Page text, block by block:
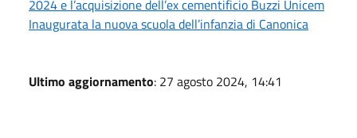
2024 e l’acquisizione dell’ex cementificio Buzzi Unicem
Inaugurata la nuova scuola dell’infanzia di Canonica
Ultimo aggiornamento: 27 agosto 2024, 14:41